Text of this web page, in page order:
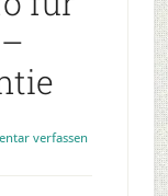
verfassen